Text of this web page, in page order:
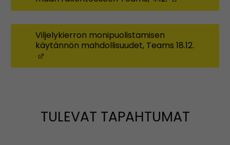
Viljelykierron monipuolistamisen
käytännön mahdollisuudet, Teams 18.12.
TULEVAT TAPAHTUMAT